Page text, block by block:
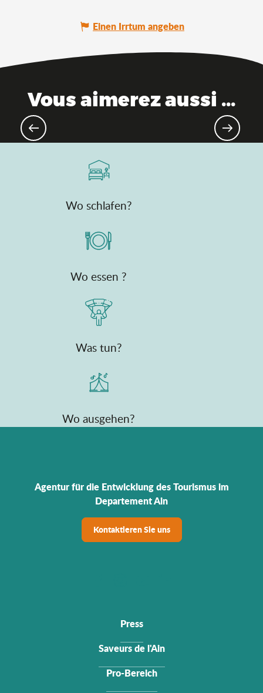
Einen Irrtum angeben
Vous aimerez aussi ...
Die unumgänglichen Orte im
Wo schlafen?
Wo essen ?
Was tun?
Wo ausgehen?
Agentur für die Entwicklung des Tourismus im
Departement Ain
Kontaktieren Sie uns
Press
Saveurs de l'Ain
Pro-Bereich